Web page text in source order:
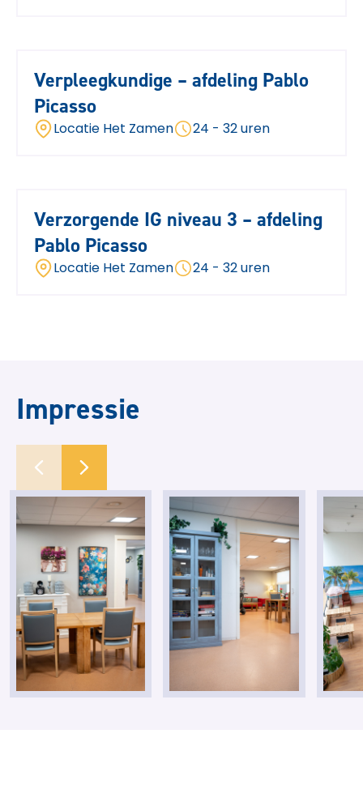
Verpleegkundige – afdeling Pablo
Picasso
Locatie Het Zamen 24 - 32 uren
Verzorgende IG niveau 3 – afdeling
Pablo Picasso
Locatie Het Zamen 24 - 32 uren
Impressie